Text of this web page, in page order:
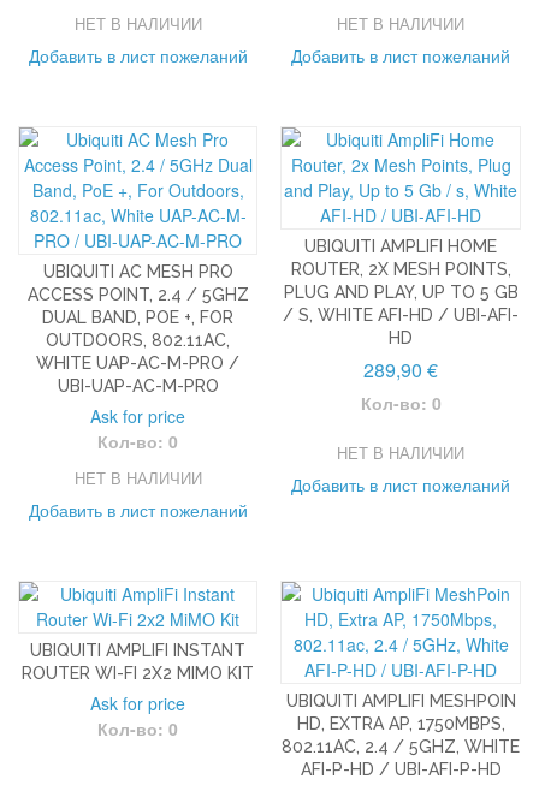
НЕТ В НАЛИЧИИ
Добавить в лист пожеланий
НЕТ В НАЛИЧИИ
Добавить в лист пожеланий
UBIQUITI AC MESH PRO
ACCESS POINT, 2.4 / 5GHZ
DUAL BAND, POE +, FOR
OUTDOORS, 802.11AC,
WHITE UAP-AC-M-PRO /
UBI-UAP-AC-M-PRO
Ask for price
Кол-во: 0
НЕТ В НАЛИЧИИ
Добавить в лист пожеланий
UBIQUITI AMPLIFI HOME
ROUTER, 2X MESH POINTS,
PLUG AND PLAY, UP TO 5 GB
/ S, WHITE AFI-HD / UBI-AFI-
HD
289,90 €
Кол-во: 0
НЕТ В НАЛИЧИИ
Добавить в лист пожеланий
UBIQUITI AMPLIFI INSTANT
ROUTER WI-FI 2X2 MIMO KIT
Ask for price
Кол-во: 0
UBIQUITI AMPLIFI MESHPOIN
HD, EXTRA AP, 1750MBPS,
802.11AC, 2.4 / 5GHZ, WHITE
AFI-P-HD / UBI-AFI-P-HD